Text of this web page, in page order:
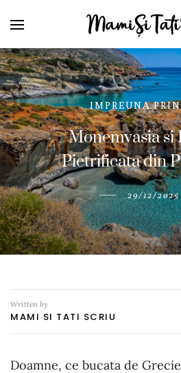
IMPREUNA
Monemvasia si
Pietrificata din
29/12/2025
Written by
MAMI SI TATI SCRIU
Doamne, ce bucata de